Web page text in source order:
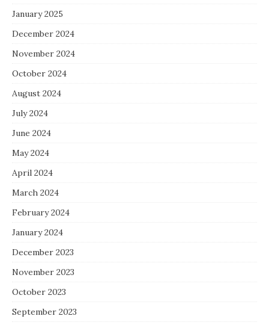
January 2025
December 2024
November 2024
October 2024
August 2024
July 2024
June 2024
May 2024
April 2024
March 2024
February 2024
January 2024
December 2023
November 2023
October 2023
September 2023